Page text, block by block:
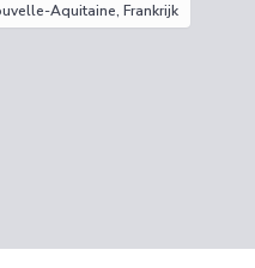
Aquitaine, Frankrijk